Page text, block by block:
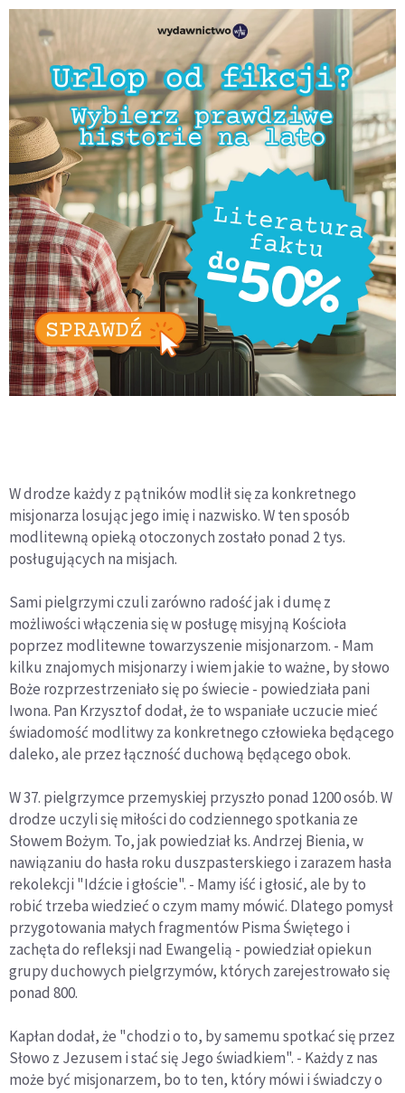
W drodze każdy z pątników modlił się za konkretnego
misjonarza losując jego imię i nazwisko. W ten sposób
modlitewną opieką otoczonych zostało ponad 2 tys.
posługujących na misjach.
Sami pielgrzymi czuli zarówno radość jak i dumę z
możliwości włączenia się w posługę misyjną Kościoła
poprzez modlitewne towarzyszenie misjonarzom. - Mam
kilku znajomych misjonarzy i wiem jakie to ważne, by słowo
Boże rozprzestrzeniało się po świecie - powiedziała pani
Iwona. Pan Krzysztof dodał, że to wspaniałe uczucie mieć
świadomość modlitwy za konkretnego człowieka będącego
daleko, ale przez łączność duchową będącego obok.
W 37. pielgrzymce przemyskiej przyszło ponad 1200 osób. W
drodze uczyli się miłości do codziennego spotkania ze
Słowem Bożym. To, jak powiedział ks. Andrzej Bienia, w
nawiązaniu do hasła roku duszpasterskiego i zarazem hasła
rekolekcji "Idźcie i głoście". - Mamy iść i głosić, ale by to
robić trzeba wiedzieć o czym mamy mówić. Dlatego pomysł
przygotowania małych fragmentów Pisma Świętego i
zachęta do refleksji nad Ewangelią - powiedział opiekun
grupy duchowych pielgrzymów, których zarejestrowało się
ponad 800.
Kapłan dodał, że "chodzi o to, by samemu spotkać się przez
Słowo z Jezusem i stać się Jego świadkiem". - Każdy z nas
może być misjonarzem, bo to ten, który mówi i świadczy o